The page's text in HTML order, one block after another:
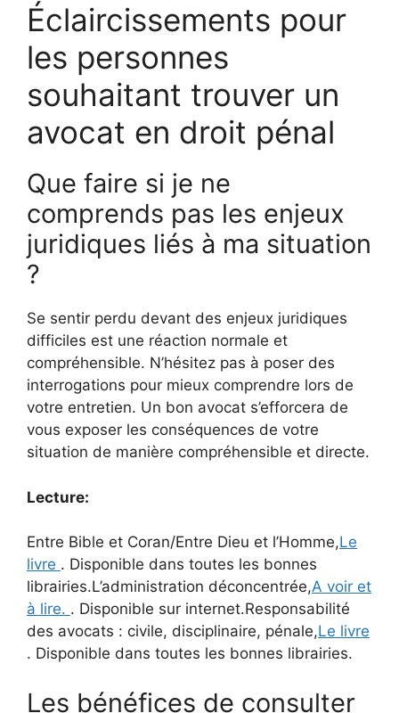
Éclaircissements pour
les personnes
souhaitant trouver un
avocat en droit pénal
Que faire si je ne
comprends pas les enjeux
juridiques liés à ma situation
?
Se sentir perdu devant des enjeux juridiques
difficiles est une réaction normale et
compréhensible. N’hésitez pas à poser des
interrogations pour mieux comprendre lors de
votre entretien. Un bon avocat s’efforcera de
vous exposer les conséquences de votre
situation de manière compréhensible et directe.
Lecture:
Entre Bible et Coran/Entre Dieu et l’Homme,Le
livre . Disponible dans toutes les bonnes
librairies.L’administration déconcentrée,A voir et
à lire. . Disponible sur internet.Responsabilité
des avocats : civile, disciplinaire, pénale,Le livre
. Disponible dans toutes les bonnes librairies.
Les bénéfices de consulter